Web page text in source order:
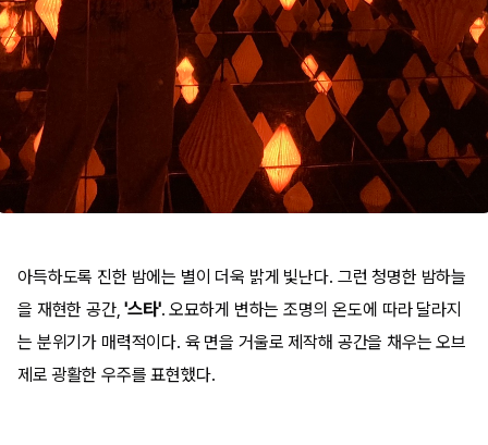
아득하도록 진한 밤에는 별이 더욱 밝게 빛난다. 그런 청명한 밤하늘
을 재현한 공간,'스타'. 오묘하게 변하는 조명의 온도에 따라 달라지
는 분위기가 매력적이다. 육 면을 거울로 제작해 공간을 채우는 오브
제로 광활한 우주를 표현했다.